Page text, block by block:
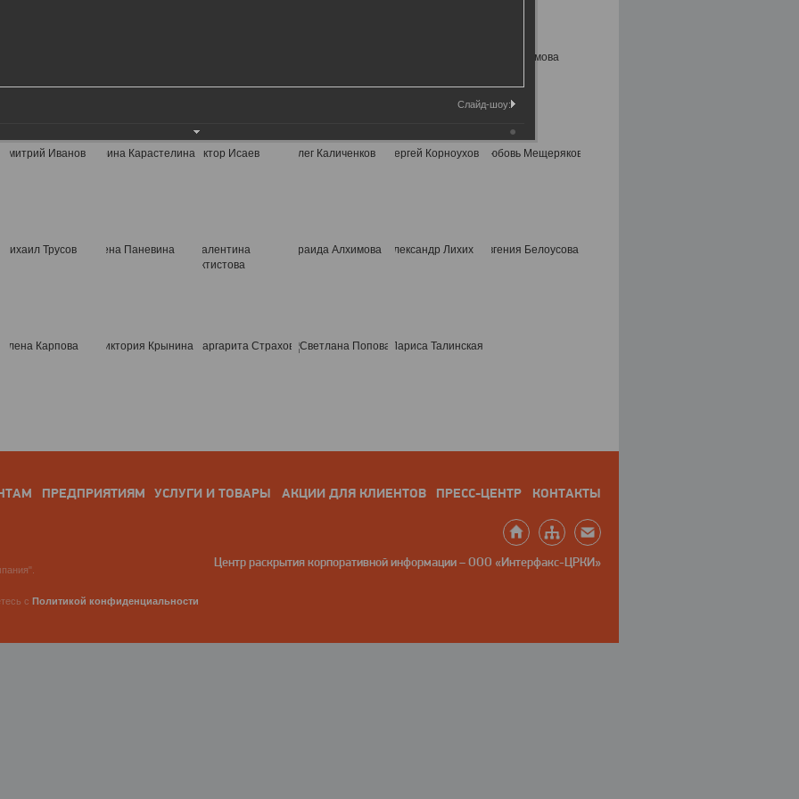
ПРЕДПРИЯТИЯМ УСЛУГИ И ТОВАРЫ АКЦИИ ДЛЯ КЛИЕНТОВ ПРЕСС-ЦЕНТР КОНТАКТЫ
Центр раскрытия корпоративной информации – ООО «Интерфакс-ЦРКИ»
с Политикой конфиденциальности
Слайд-шоу: